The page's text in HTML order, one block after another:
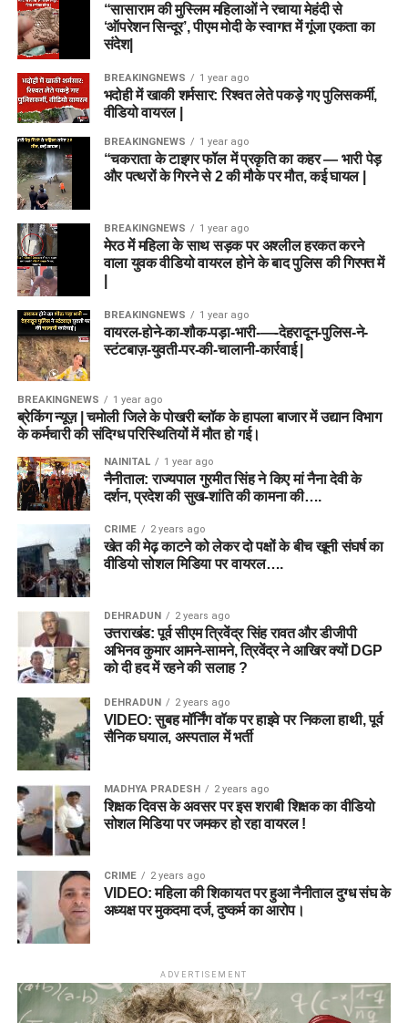
“सासाराम की मुस्लिम महिलाओं ने रचाया मेहंदी से
‘ऑपरेशन सिन्दूर’, पीएम मोदी के स्वागत में गूंजा एकता का
संदेश|
BREAKINGNEWS 1 year ago
भदोही में खाकी शर्मसार: रिश्वत लेते पकड़े गए पुलिसकर्मी,
वीडियो वायरल |
BREAKINGNEWS 1 year ago
“चकराता के टाइगर फॉल में प्रकृति का कहर — भारी पेड़
और पत्थरों के गिरने से 2 की मौके पर मौत, कई घायल |
BREAKINGNEWS 1 year ago
मेरठ में महिला के साथ सड़क पर अश्लील हरकत करने
वाला युवक वीडियो वायरल होने के बाद पुलिस की गिरफ्त में
BREAKINGNEWS 1 year ago
वायरल-होने-का-शौक-पड़ा-भारी-—-देहरादून-पुलिस-ने-
स्टंटबाज़-युवती-पर-की-चालानी-कार्रवाई |
BREAKINGNEWS 1 year ago
ब्रेकिंग न्यूज़ | चमोली जिले के पोखरी ब्लॉक के हापला बाजार में उद्यान विभाग
के कर्मचारी की संदिग्ध परिस्थितियों में मौत हो गई।
NAINITAL 1 year ago
नैनीताल: राज्यपाल गुरमीत सिंह ने किए मां नैना देवी के
दर्शन, प्रदेश की सुख-शांति की कामना की….
CRIME 2 years ago
खेत की मेढ़ काटने को लेकर दो पक्षों के बीच खूनी संघर्ष का
वीडियो सोशल मिडिया पर वायरल….
DEHRADUN 2 years ago
उत्तराखंड: पूर्व सीएम त्रिवेंद्र सिंह रावत और डीजीपी
अभिनव कुमार आमने-सामने, त्रिवेंद्र ने आखिर क्यों DGP
को दी हद में रहने की सलाह ?
DEHRADUN 2 years ago
VIDEO: सुबह मॉर्निंग वॉक पर हाइवे पर निकला हाथी, पूर्व
सैनिक घयाल, अस्पताल में भर्ती
MADHYA PRADESH 2 years ago
शिक्षक दिवस के अवसर पर इस शराबी शिक्षक का वीडियो
सोशल मिडिया पर जमकर हो रहा वायरल !
CRIME 2 years ago
VIDEO: महिला की शिकायत पर हुआ नैनीताल दुग्ध संघ के
अध्यक्ष पर मुकदमा दर्ज, दुष्कर्म का आरोप।
ADVERTISEMENT